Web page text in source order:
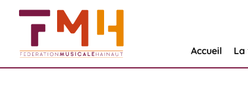
Accueil